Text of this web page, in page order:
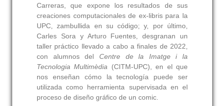
Carreras, que expone los resultados de sus
creaciones computacionales de ex-libris para la
UPC, zambullida en su código; y, por último,
Carles Sora y Arturo Fuentes, desgranan un
taller práctico llevado a cabo a finales de 2022,
con alumnos del Centre de la Imatge i la
Tecnologia Multimèdia (CITM-UPC), en el que
nos enseñan cómo la tecnología puede ser
utilizada como herramienta supervisada en el
proceso de diseño gráfico de un comic.